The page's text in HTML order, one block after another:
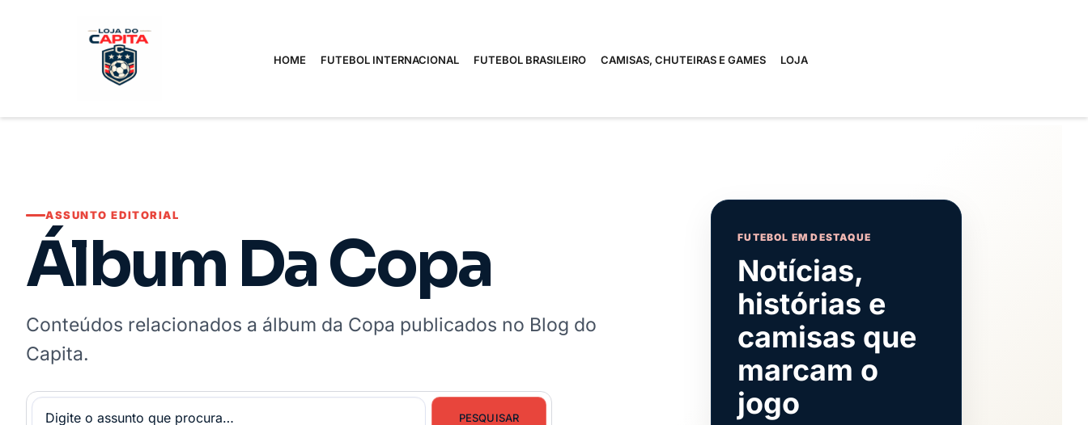
HOME FUTEBOL INTERNACIONAL FUTEBOL BRASILEIRO CAMISAS, CHUTEIRAS E GAMES LOJA
ASSUNTO EDITORIAL
Álbum Da Copa
Conteúdos relacionados a álbum da Copa publicados no Blog do
Capita.
PESQUISAR
FUTEBOL EM DESTAQUE
Notícias,
histórias e
camisas que
marcam o
jogo